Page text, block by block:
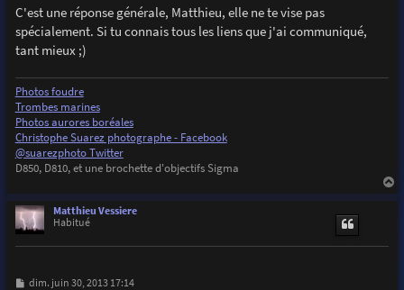
s
s
a
e
C'est une réponse générale, Matthieu, elle ne te vise pas
spécialement. Si tu connais tous les liens que j'ai communiqué,
tant mieux ;)
Photos foudre
Trombes marines
Photos aurores boréales
Christophe Suarez photographe - Facebook
@suarezphoto Twitter
D850, D810, et une brochette d'objectifs Sigma
Matthieu Vessiere
Habitué
M
dim. juin 30, 2013 17:14